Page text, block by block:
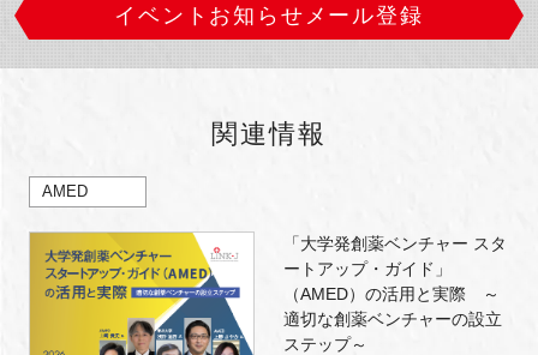
イベントお知らせメール登録
関連情報
AMED
「大学発創薬ベンチャー スタ
ートアップ・ガイド」
（AMED）の活用と実際 ～
適切な創薬ベンチャーの設立
ステップ～